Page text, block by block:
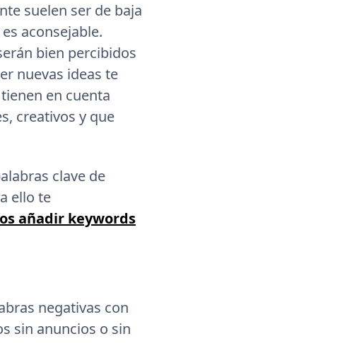
suelen ser de baja
aconsejable.
bien percibidos
nuevas ideas te
en cuenta
creativos y que
clave de
ello te
añadir keywords
negativas con
sin anuncios o sin